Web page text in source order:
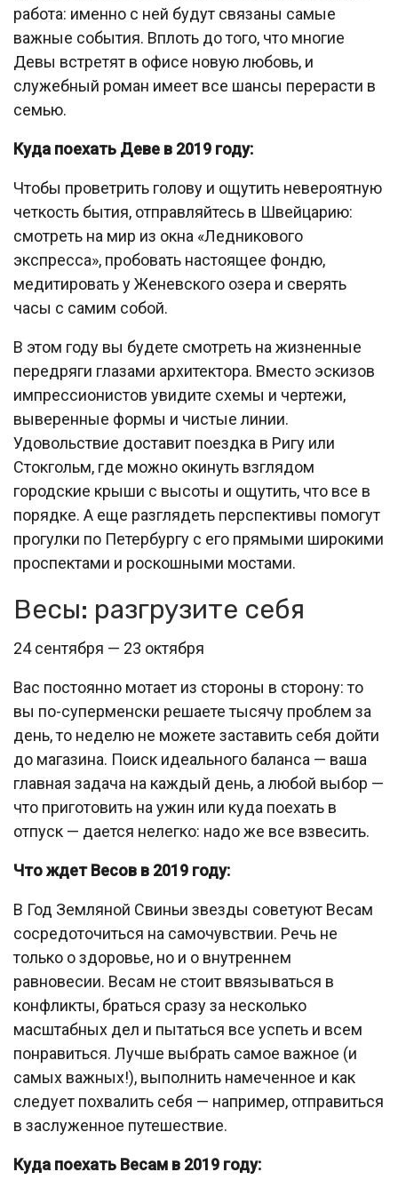
работа: именно с ней будут связаны самые
важные события. Вплоть до того, что многие
Девы встретят в офисе новую любовь, и
служебный роман имеет все шансы перерасти в
семью.
Куда поехать Деве в 2019 году:
Чтобы проветрить голову и ощутить невероятную
четкость бытия, отправляйтесь в Швейцарию:
смотреть на мир из окна «Ледникового
экспресса», пробовать настоящее фондю,
медитировать у Женевского озера и сверять
часы с самим собой.
В этом году вы будете смотреть на жизненные
передряги глазами архитектора. Вместо эскизов
импрессионистов увидите схемы и чертежи,
выверенные формы и чистые линии.
Удовольствие доставит поездка в Ригу или
Стокгольм, где можно окинуть взглядом
городские крыши с высоты и ощутить, что все в
порядке. А еще разглядеть перспективы помогут
прогулки по Петербургу с его прямыми широкими
проспектами и роскошными мостами.
Весы: разгрузите себя
24 сентября — 23 октября
Вас постоянно мотает из стороны в сторону: то
вы по-суперменски решаете тысячу проблем за
день, то неделю не можете заставить себя дойти
до магазина. Поиск идеального баланса — ваша
главная задача на каждый день, а любой выбор —
что приготовить на ужин или куда поехать в
отпуск — дается нелегко: надо же все взвесить.
Что ждет Весов в 2019 году:
В Год Земляной Свиньи звезды советуют Весам
сосредоточиться на самочувствии. Речь не
только о здоровье, но и о внутреннем
равновесии. Весам не стоит ввязываться в
конфликты, браться сразу за несколько
масштабных дел и пытаться все успеть и всем
понравиться. Лучше выбрать самое важное (и
самых важных!), выполнить намеченное и как
следует похвалить себя — например, отправиться
в заслуженное путешествие.
Куда поехать Весам в 2019 году: